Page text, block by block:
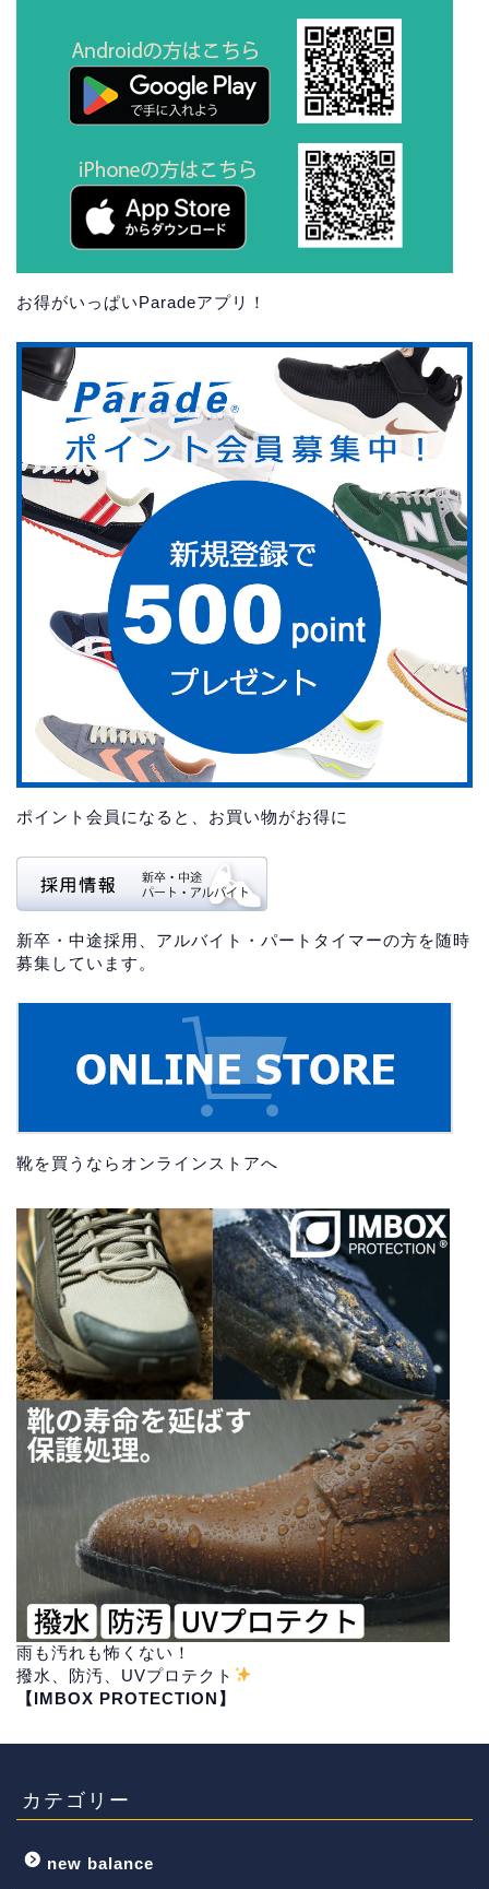
お得がいっぱいParadeアプリ！
ポイント会員になると、お買い物がお得に
新卒・中途採用、アルバイト・パートタイマーの方を随時
募集しています。
靴を買うならオンラインストアへ
雨も汚れも怖くない！
撥水、防汚、UVプロテクト
【IMBOX PROTECTION】
カテゴリー
new balance